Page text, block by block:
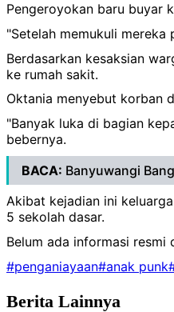
Pengeroyokan baru buyar
"Setelah memukuli
Berdasarkan kesaksian
ke rumah sakit.
Oktania menyebut korban
"Banyak luka di bagian
bebernya.
BACA: Banyuwangi
Akibat kejadian ini
5 sekolah dasar.
Belum ada informasi
#penganiayaan#anak punk
Berita Lainnya